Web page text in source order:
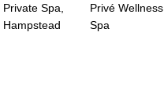
Private Spa,
Hampstead
Privé Wellness,
Spa